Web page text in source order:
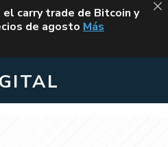
ALERTA
el carry trade de Bitcoin y
de agosto VUELVE EL
Más